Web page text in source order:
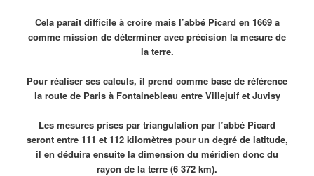
Cela paraît difficile à croire mais l’abbé Picard en 1669 a
comme mission de déterminer avec précision la mesure de
la terre.
Pour réaliser ses calculs, il prend comme base de référence
la route de Paris à Fontainebleau entre Villejuif et Juvisy
Les mesures prises par triangulation par l’abbé Picard
seront entre 111 et 112 kilomètres pour un degré de latitude,
il en déduira ensuite la dimension du méridien donc du
rayon de la terre (6 372 km).